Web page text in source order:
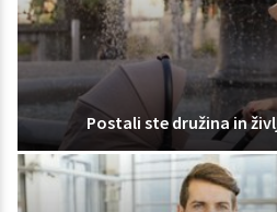
Postali ste družina in